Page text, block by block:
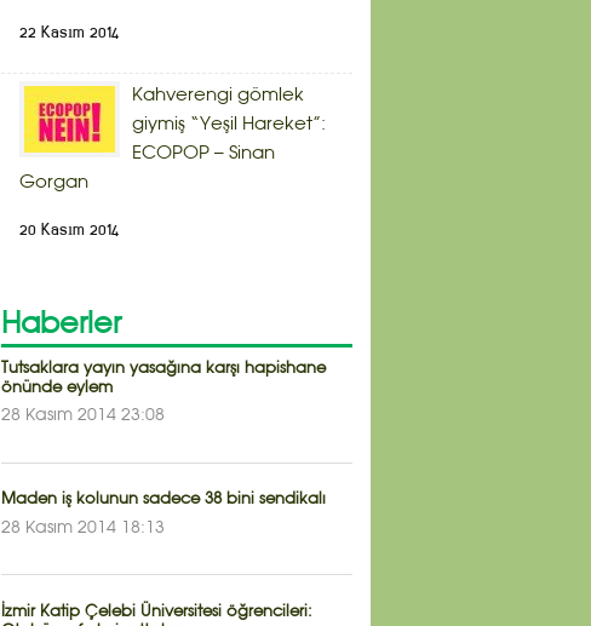
22 Kasım 2014
Kahverengi gömlek
giymiş “Yeşil Hareket”:
ECOPOP – Sinan
Gorgan
20 Kasım 2014
Haberler
Tutsaklara yayın yasağına karşı hapishane
önünde eylem
28 Kasım 2014 23:08
Maden iş kolunun sadece 38 bini sendikalı
28 Kasım 2014 18:13
İzmir Katip Çelebi Üniversitesi öğrencileri: